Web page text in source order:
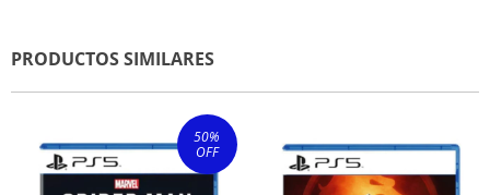
PRODUCTOS SIMILARES
50%
OFF